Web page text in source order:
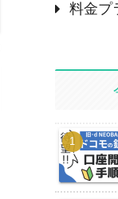
料金プ